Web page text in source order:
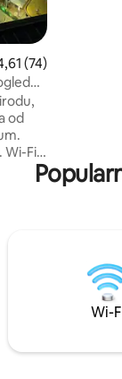
ocjena:
(74)
sobi i
✅ Dizalo
Wi-